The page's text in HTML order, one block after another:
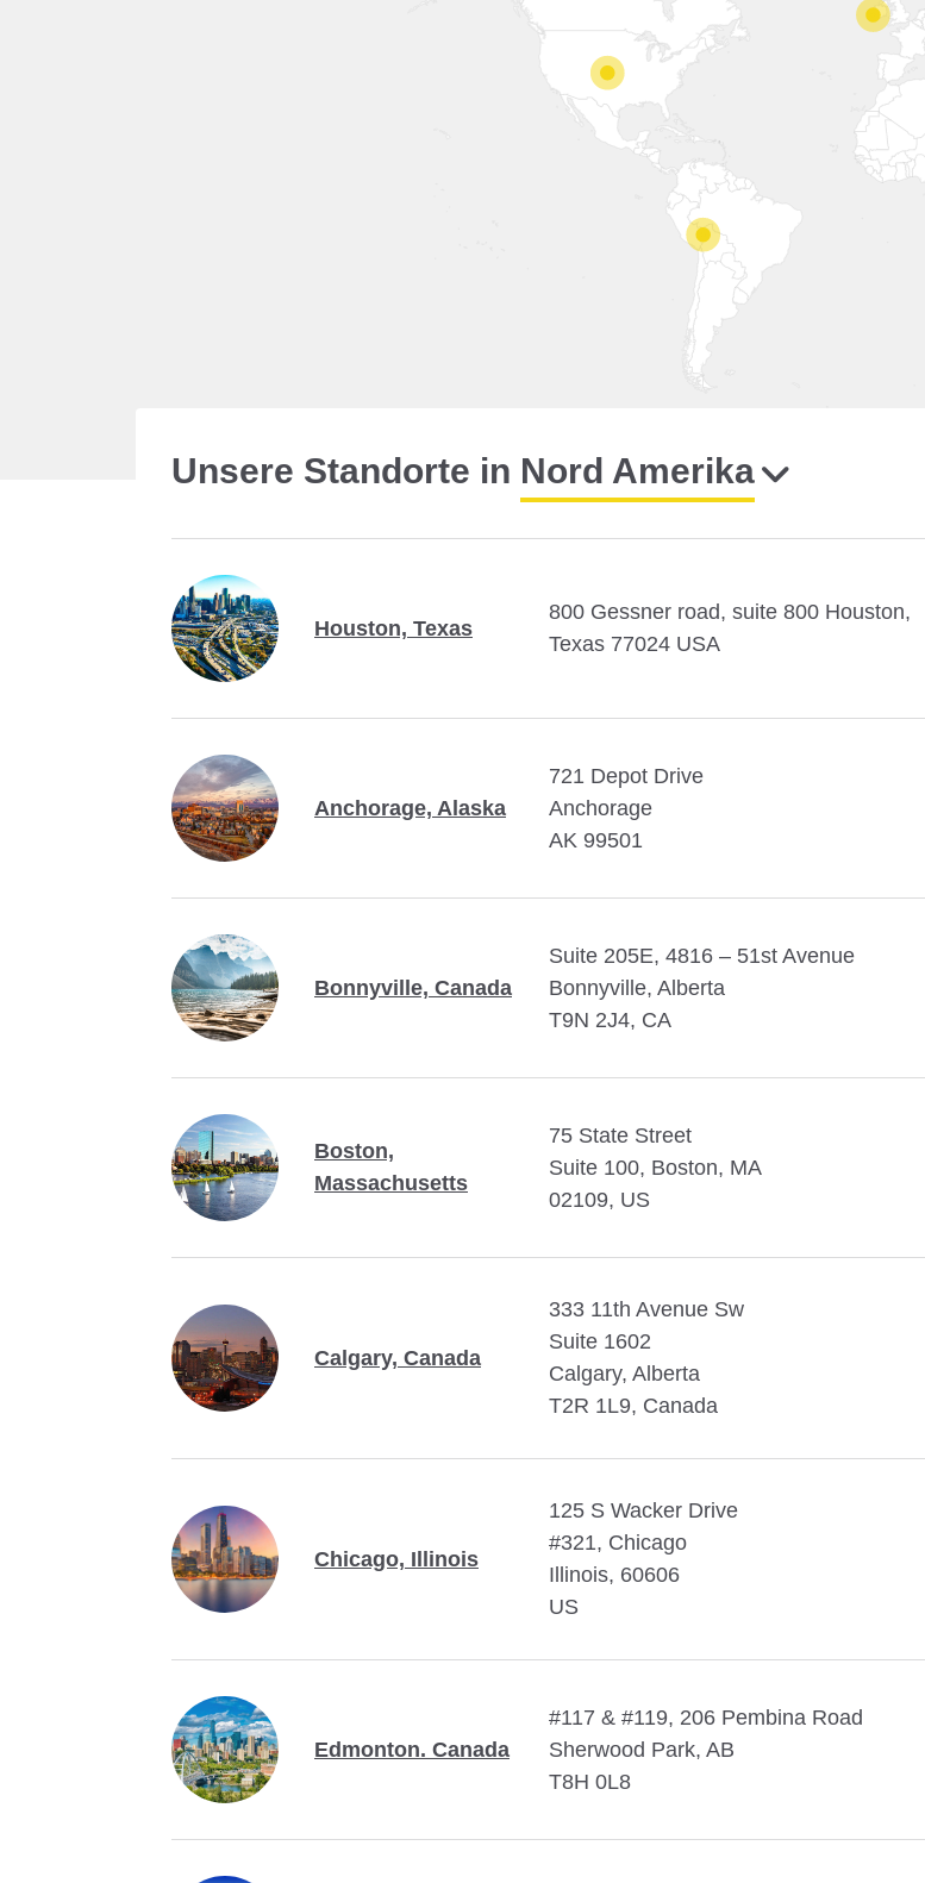
Unsere Standorte in Nord Amerika
Houston, Texas
800 Gessner road, suite 800 Houston,
Texas 77024 USA
Anchorage, Alaska
721 Depot Drive
Anchorage
AK 99501
Bonnyville, Canada
Suite 205E, 4816 – 51st Avenue
Bonnyville, Alberta
T9N 2J4, CA
Boston,
Massachusetts
75 State Street
Suite 100, Boston, MA
02109, US
Calgary, Canada
333 11th Avenue Sw
Suite 1602
Calgary, Alberta
T2R 1L9, Canada
Chicago, Illinois
125 S Wacker Drive
#321, Chicago
Illinois, 60606
US
Edmonton. Canada
#117 & #119, 206 Pembina Road
Sherwood Park, AB
T8H 0L8